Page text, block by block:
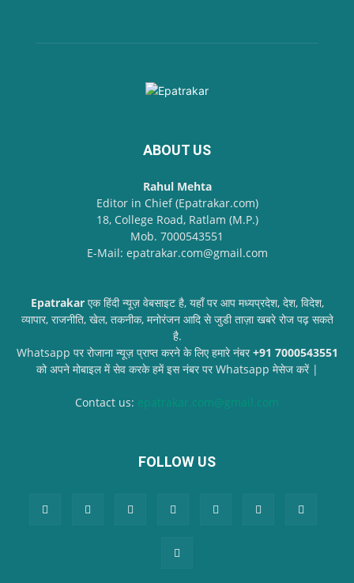
ABOUT US
Rahul Mehta
Editor in Chief (Epatrakar.com)
18, College Road, Ratlam (M.P.)
Mob. 7000543551
E-Mail: epatrakar.com@gmail.com
Epatrakarएक हिंदी न्यूज़ वेबसाइट है, यहाँ पर आप मध्यप्रदेश, देश, विदेश,
व्यापार, राजनीति, खेल, तकनीक, मनोरंजन आदि से जुडी ताज़ा खबरे रोज पढ़ सकते
है.
Whatsapp पर रोजाना न्यूज़ प्राप्त करने के लिए हमारे नंबर+91 7000543551
को अपने मोबाइल में सेव करके हमें इस नंबर पर Whatsapp मेसेज करें |
Contact us: epatrakar.com@gmail.com
FOLLOW US